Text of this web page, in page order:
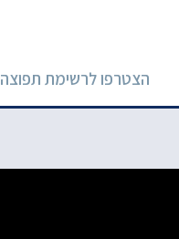
הצטרפו לרשימת תפוצה